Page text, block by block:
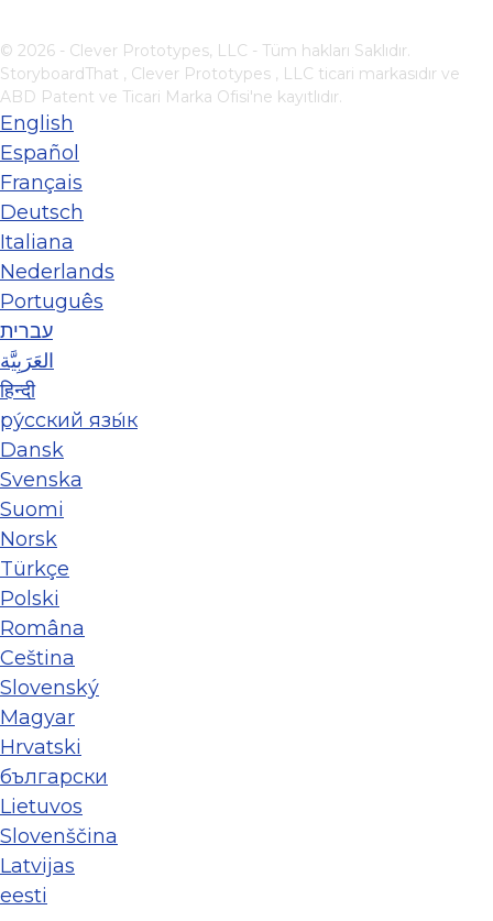
© 2026 - Clever Prototypes, LLC - Tüm hakları Saklıdır.
StoryboardThat , Clever Prototypes , LLC ticari markasıdır ve
ABD Patent ve Ticari Marka Ofisi'ne kayıtlıdır.
English
Español
Français
Deutsch
Italiana
Nederlands
Português
עברית
العَرَبِيَّة
हिन्दी
ру́сский язы́к
Dansk
Svenska
Suomi
Norsk
Türkçe
Polski
Româna
Ceština
Slovenský
Magyar
Hrvatski
български
Lietuvos
Slovenščina
Latvijas
eesti